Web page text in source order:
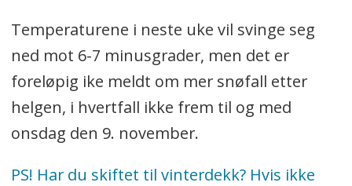
Temperaturene i neste uke vil svinge seg
ned mot 6-7 minusgrader, men det er
foreløpig ike meldt om mer snøfall etter
helgen, i hvertfall ikke frem til og med
onsdag den 9. november.
PS! Har du skiftet til vinterdekk? Hvis ikke